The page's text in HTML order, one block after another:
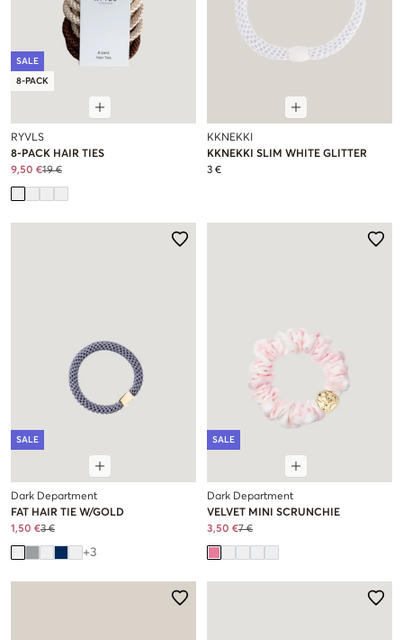
SALE
8-PACK
RYVLS
8-PACK HAIR TIES
9,50 €19 €
KKNEKKI
KKNEKKI SLIM WHITE GLITTER
3 €
SALE
Dark Department
FAT HAIR TIE W/GOLD
1,50 €3 €
+3
SALE
Dark Department
VELVET MINI SCRUNCHIE
3,50 €7 €